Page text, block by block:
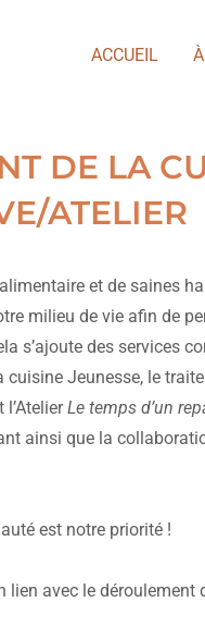
ACCUEIL
DE LA
ATELIER
et de saines
milieu de vie afin de
s’ajoute des services
Jeunesse, le
l’AtelierLe temps d’un
ainsi que la
est notre priorité !
avec le déroulement